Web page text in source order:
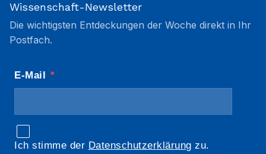
Wissenschaft-Newsletter
Die wichtigsten Entdeckungen der Woche direkt in Ihr
Postfach.